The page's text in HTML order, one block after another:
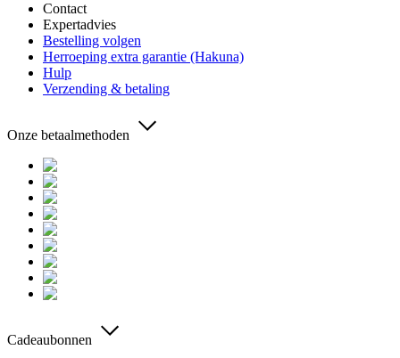
Contact
Expertadvies
Bestelling volgen
Herroeping extra garantie (Hakuna)
Hulp
Verzending & betaling
Onze betaalmethoden
Cadeaubonnen